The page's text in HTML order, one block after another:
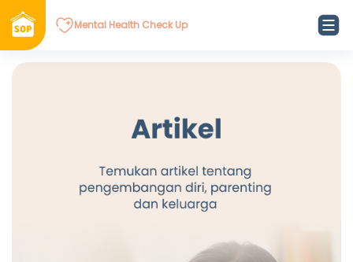
Mental Health Check Up